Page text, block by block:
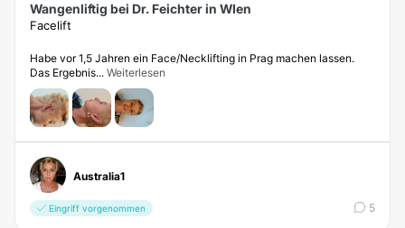
Krampfaderbehandlung mit Laser
Krampfadern
Wangenliftig bei Dr. Feichter in WIen
Facelift
Habe vor 1,5 Jahren ein Face/Necklifting in Prag machen lassen.
Das Ergebnis... Weiterlesen
Australia1
5
Eingriff vorgenommen